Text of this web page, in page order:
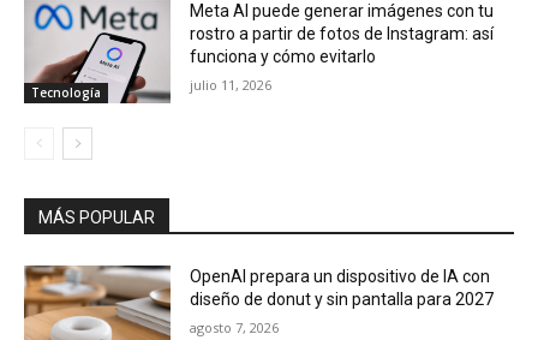
Tecnología
Meta AI puede generar imágenes con tu
rostro a partir de fotos de Instagram: así
funciona y cómo evitarlo
julio 11, 2026
MÁS POPULAR
OpenAI prepara un dispositivo de IA con
diseño de donut y sin pantalla para 2027
agosto 7, 2026